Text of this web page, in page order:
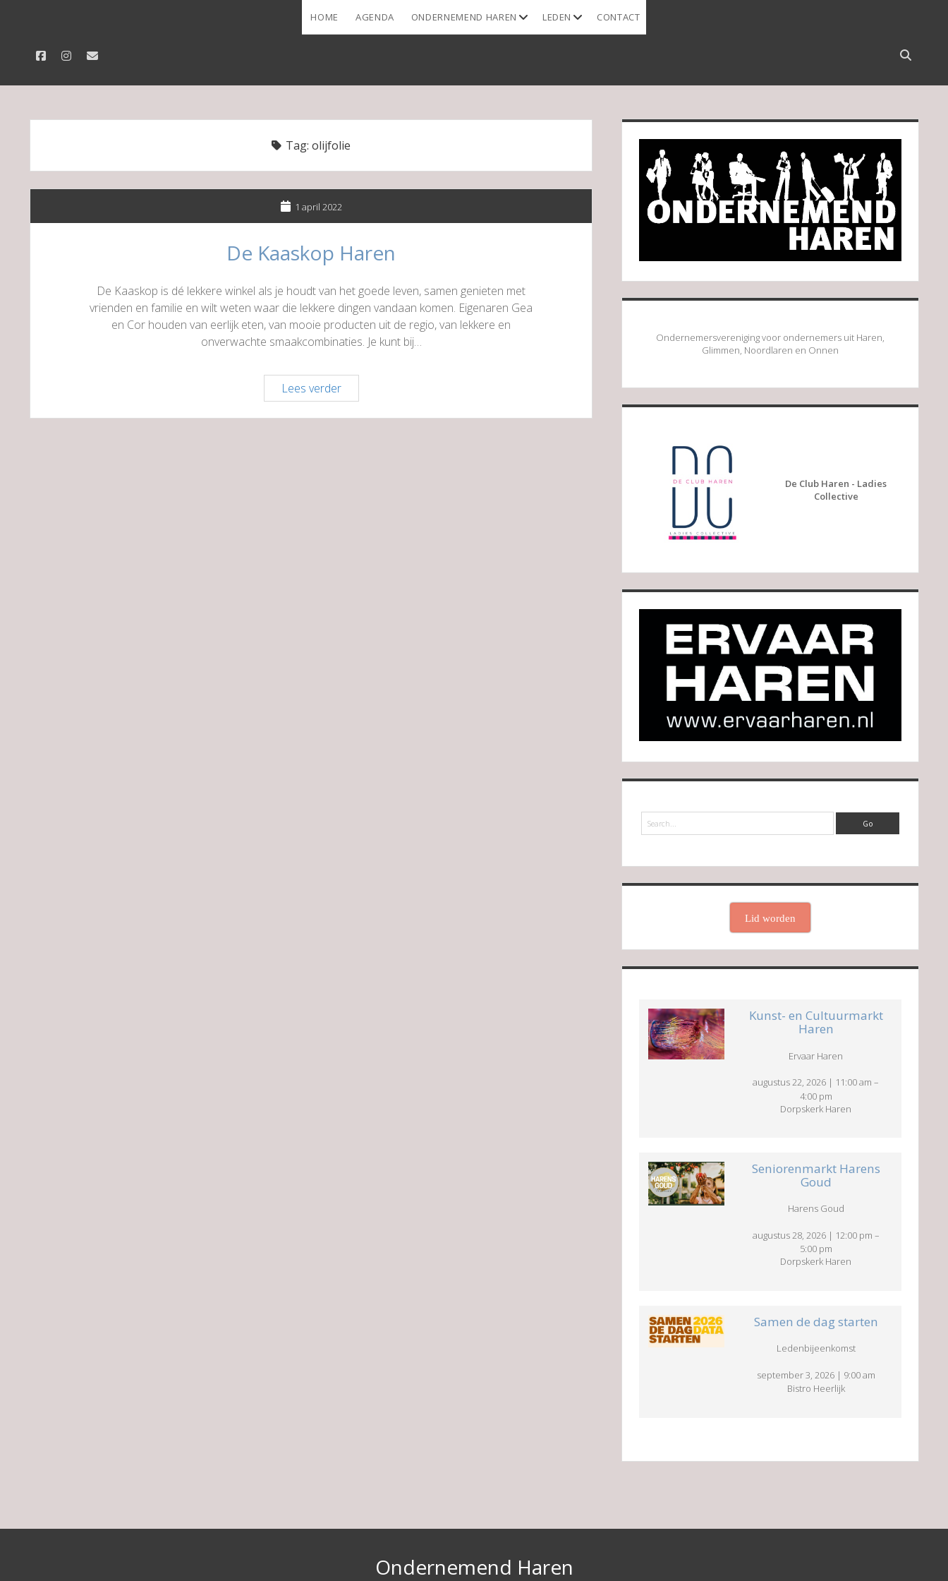
facebookinstagram
email
Open
bar
HOME AGENDA ONDERNEMEND HAREN open
menu
LEDEN open
menu
CONTACT
Tag: olijfolie
1 april 2022
De Kaaskop Haren
De Kaaskop is dé lekkere winkel als je houdt van het goede leven, samen genieten met
vrienden en familie en wilt weten waar die lekkere dingen vandaan komen. Eigenaren Gea
en Cor houden van eerlijk eten, van mooie producten uit de regio, van lekkere en
onverwachte smaakcombinaties. Je kunt bij…
Lees verderDe
Kaaskop
Haren
Sidebar
Ondernemersvereniging voor ondernemers uit Haren,
Glimmen, Noordlaren en Onnen
De Club Haren - Ladies
Collective
Lid worden
Kunst- en Cultuurmarkt
Haren
Ervaar Haren
augustus 22, 2026 | 11:00 am–
4:00 pm
Dorpskerk Haren
Seniorenmarkt Harens
Goud
Harens Goud
augustus 28, 2026 | 12:00 pm –
5:00 pm
Dorpskerk Haren
Samen de dag starten
Ledenbijeenkomst
september 3, 2026 | 9:00 am
Bistro Heerlijk
Ondernemend Haren